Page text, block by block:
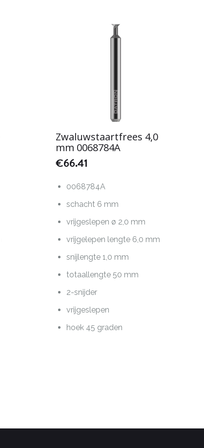
Zwaluwstaartfrees 4,0
mm 0068784A
€66.41
0068784A
schacht 6 mm
vrijgeslepen ø 2,0 mm
vrijgelepen lengte 6,0 mm
snijlengte 1,0 mm
totaallengte 50 mm
2-snijder
vrijgeslepen
hoek 45 graden